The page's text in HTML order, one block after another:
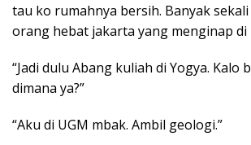
tau ko rumahnya bersih. Banyak
orang hebat jakarta yang menginap di
“Jadi dulu Abang kuliah di Yogya. Kalo
dimana ya?”
“Aku di UGM mbak. Ambil geologi.”